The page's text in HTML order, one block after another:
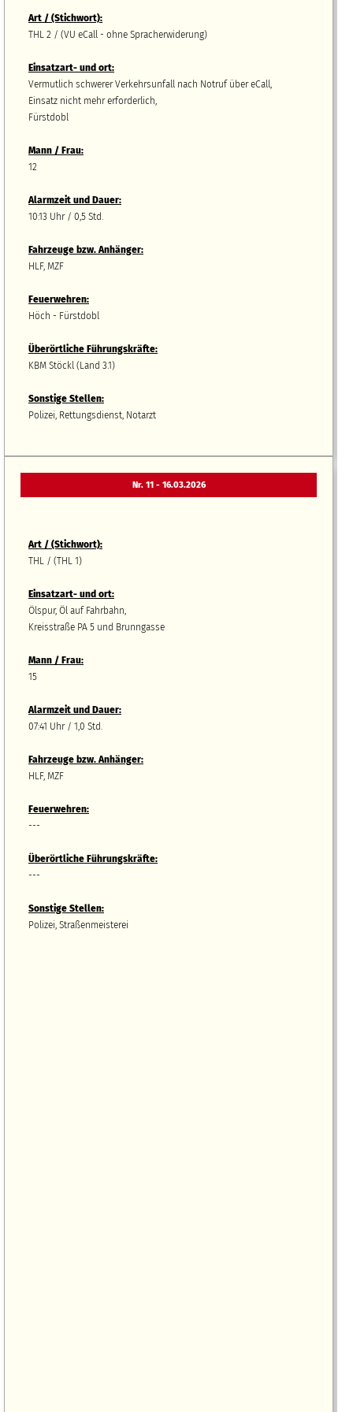
Art / (Stichwort):
THL 2 / (VU eCall - ohne Spracherwiderung)
Einsatzart- und ort:
Vermutlich schwerer Verkehrsunfall nach Notruf über eCall,
Einsatz nicht mehr erforderlich,
Fürstdobl
Mann / Frau:
12
Alarmzeit und Dauer:
10:13 Uhr / 0,5 Std.
Fahrzeuge bzw.Anhänger:
HLF, MZF
Feuerwehren:
Höch - Fürstdobl
Überörtliche Führungskräfte:
KBM Stöckl (Land 3.1)
Sonstige Stellen:
Polizei, Rettungsdienst, Notarzt
Nr. 11 - 16.03.2026
Art / (Stichwort):
THL / (THL 1)
Einsatzart- und ort:
Ölspur, Öl auf Fahrbahn,
Kreisstraße PA 5 und Brunngasse
Mann / Frau:
15
Alarmzeit und Dauer:
07:41 Uhr / 1,0 Std.
Fahrzeuge bzw.Anhänger:
HLF, MZF
Feuerwehren:
---
Überörtliche Führungskräfte:
---
Sonstige Stellen:
Polizei, Straßenmeisterei